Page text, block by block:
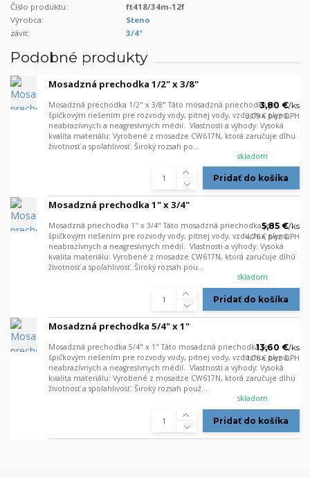
Číslo produktu:
ft418/34m-12f
Výrobca:
Steno
závit:
3/4"
Podobné produkty
Mosadzná prechodka 1/2" x 3/8"
Mosadzná prechodka 1/2" x 3/8" Táto mosadzná priechodka je
špičkovým riešením pre rozvody vody, pitnej vody, vzduchu, plynu,
neabrazívnych a neagresívnych médií. Vlastnosti a výhody: Vysoká
kvalita materiálu: Vyrobené z mosadze CW617N, ktorá zaručuje dlhú
životnosť a spoľahlivosť. Široký rozsah po...
3,80 €/ks
3,09 € bez DPH
skladom
Pridať do košíka
Mosadzná prechodka 1" x 3/4"
Mosadzná priechodka 1" x 3/4" Táto mosadzná priechodka je
špičkovým riešením pre rozvody vody, pitnej vody, vzduchu, plynu,
neabrazívnych a neagresívnych médií. Vlastnosti a výhody: Vysoká
kvalita materiálu: Vyrobené z mosadze CW617N, ktorá zaručuje dlhú
životnosť a spoľahlivosť. Široký rozsah pou...
5,85 €/ks
4,76 € bez DPH
skladom
Pridať do košíka
Mosadzná prechodka 5/4" x 1"
Mosadzná prechodka 5/4" x 1" Táto mosadzná priechodka je
špičkovým riešením pre rozvody vody, pitnej vody, vzduchu, plynu,
neabrazívnych a neagresívnych médií. Vlastnosti a výhody: Vysoká
kvalita materiálu: Vyrobené z mosadze CW617N, ktorá zaručuje dlhú
životnosť a spoľahlivosť. Široký rozsah použ...
13,60 €/ks
11,06 € bez DPH
skladom
Pridať do košíka